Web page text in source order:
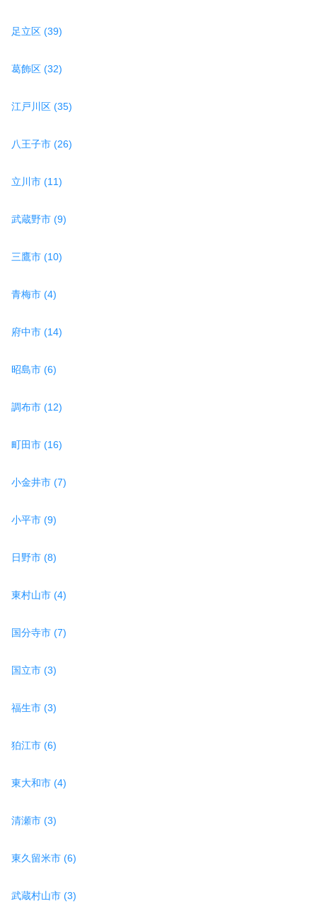
足立区 (39)
葛飾区 (32)
江戸川区 (35)
八王子市 (26)
立川市 (11)
武蔵野市 (9)
三鷹市 (10)
青梅市 (4)
府中市 (14)
昭島市 (6)
調布市 (12)
町田市 (16)
小金井市 (7)
小平市 (9)
日野市 (8)
東村山市 (4)
国分寺市 (7)
国立市 (3)
福生市 (3)
狛江市 (6)
東大和市 (4)
清瀬市 (3)
東久留米市 (6)
武蔵村山市 (3)